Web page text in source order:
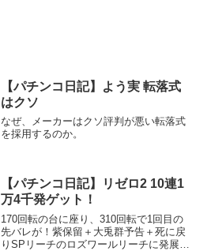
【パチンコ日記】よう実 転落式
はクソ
なぜ、メーカーはクソ評判が悪い転落式
を採用するのか。
【パチンコ日記】リゼロ2 10連1
万4千発ゲット！
170回転の台に座り、310回転で1回目の
先バレが！紫保留＋大兎群予告＋死に戻
りSPリーチのロズワールリーチに発展。